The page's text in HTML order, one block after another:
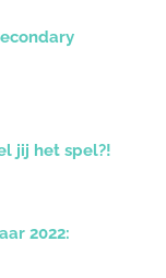
jij het spel?!
2022: